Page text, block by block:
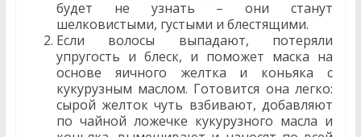
будет не узнать – они станут
шелковистыми, густыми и блестящими.
Если волосы выпадают, потеряли
упругость и блеск, и поможет маска на
основе яичного желтка и коньяка с
кукурузным маслом. Готовится она легко:
сырой желток чуть взбивают, добавляют
по чайной ложечке кукурузного масла и